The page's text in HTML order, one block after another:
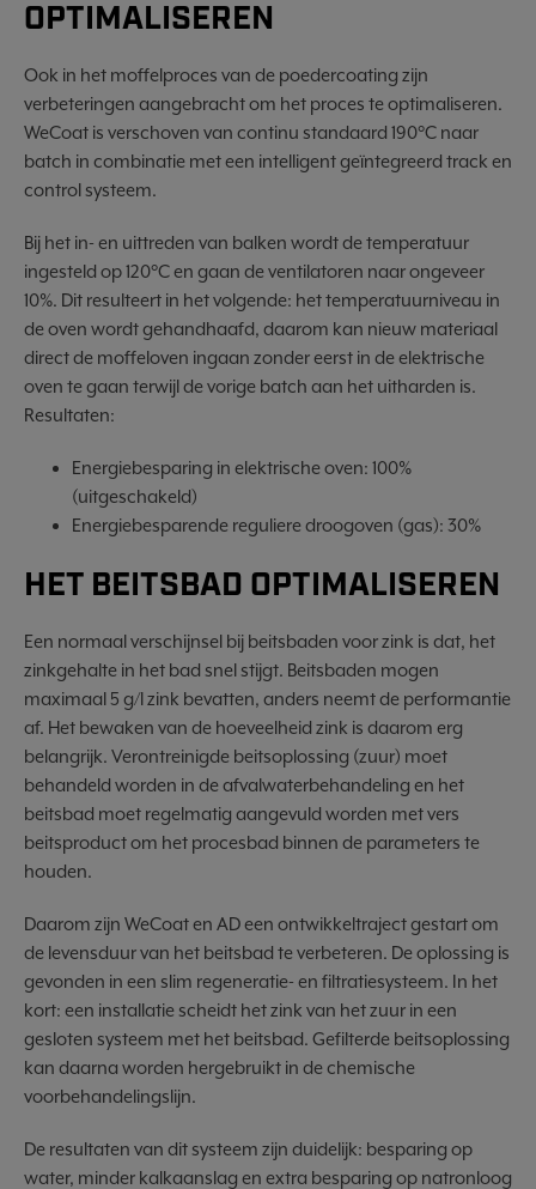
OPTIMALISEREN
Ook in het moffelproces van de poedercoating zijn
verbeteringen aangebracht om het proces te optimaliseren.
WeCoat is verschoven van continu standaard 190°C naar
batch in combinatie met een intelligent geïntegreerd track en
control systeem.
Bij het in- en uittreden van balken wordt de temperatuur
ingesteld op 120°C en gaan de ventilatoren naar ongeveer
10%. Dit resulteert in het volgende: het temperatuurniveau in
de oven wordt gehandhaafd, daarom kan nieuw materiaal
direct de moffeloven ingaan zonder eerst in de elektrische
oven te gaan terwijl de vorige batch aan het uitharden is.
Resultaten:
Energiebesparing in elektrische oven: 100%
(uitgeschakeld)
Energiebesparende reguliere droogoven (gas): 30%
HET BEITSBAD OPTIMALISEREN
Een normaal verschijnsel bij beitsbaden voor zink is dat, het
zinkgehalte in het bad snel stijgt. Beitsbaden mogen
maximaal 5 g/l zink bevatten, anders neemt de performantie
af. Het bewaken van de hoeveelheid zink is daarom erg
belangrijk. Verontreinigde beitsoplossing (zuur) moet
behandeld worden in de afvalwaterbehandeling en het
beitsbad moet regelmatig aangevuld worden met vers
beitsproduct om het procesbad binnen de parameters te
houden.
Daarom zijn WeCoat en AD een ontwikkeltraject gestart om
de levensduur van het beitsbad te verbeteren. De oplossing is
gevonden in een slim regeneratie- en filtratiesysteem. In het
kort: een installatie scheidt het zink van het zuur in een
gesloten systeem met het beitsbad. Gefilterde beitsoplossing
kan daarna worden hergebruikt in de chemische
voorbehandelingslijn.
De resultaten van dit systeem zijn duidelijk: besparing op
water, minder kalkaanslag en extra besparing op natronloog